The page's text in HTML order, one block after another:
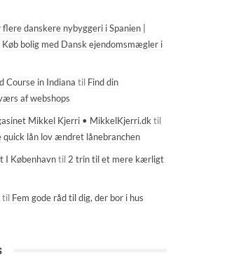
danskere nybyggeri i Spanien |
Køb bolig med Dansk ejendomsmægler i
Course in Indiana til Find din
af webshops
Mikkel Kjerri • MikkelKjerri.dktil
quick lån lov ændret lånebranchen
I Københavntil2 trin til et mere kærligt
til Fem gode råd til dig, der bor i hus